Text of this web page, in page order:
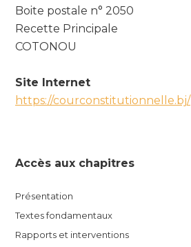
Accès aux chapitres
Présentation
Textes fondamentaux
Rapports et interventions
Boite postale n° 2050
Recette Principale
COTONOU
Site Internet
https://courconstitutionnelle.bj/